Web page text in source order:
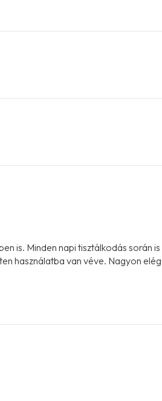
is. Minden napi tisztálkodás során
használatba van véve. Nagyon